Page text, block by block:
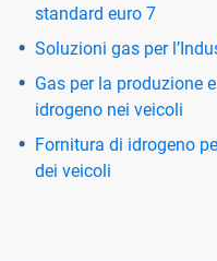
standard euro 7
Soluzioni gas per
Gas per la produzione
idrogeno nei veicoli
Fornitura di idrogeno
dei veicoli